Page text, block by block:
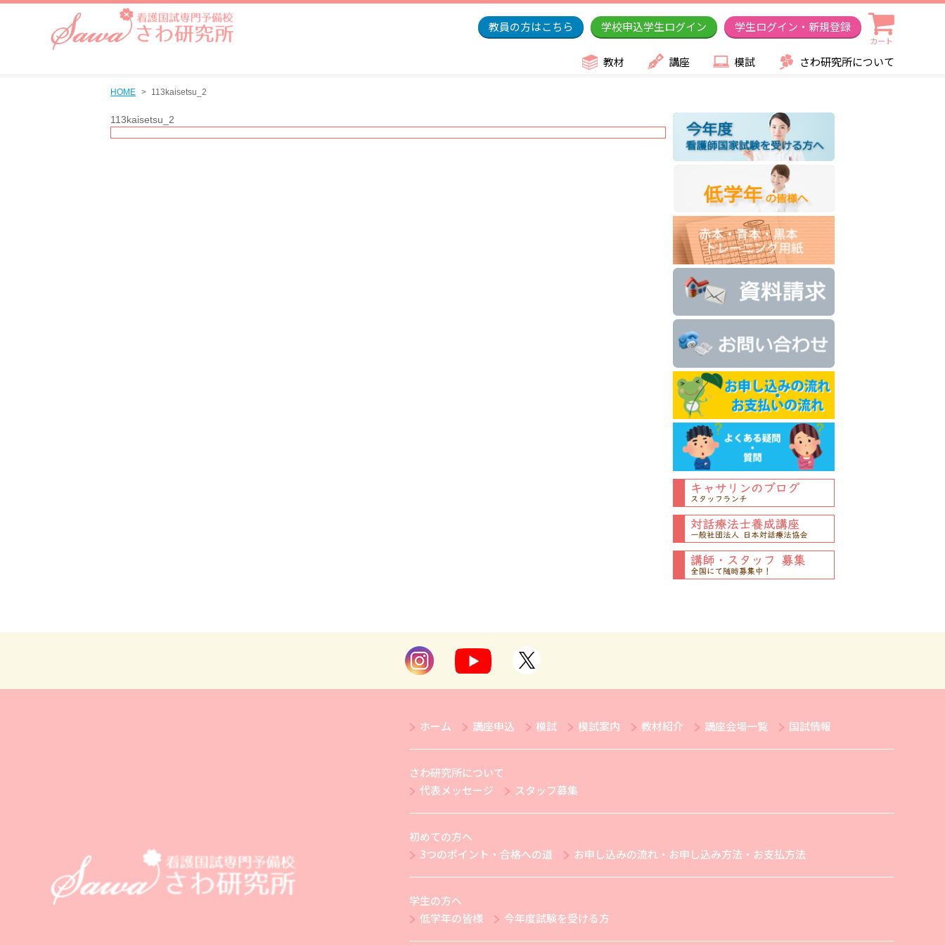
教員の方はこちら 学校申込学生ログイン 学生ログイン・新規登録
カート
教材 講座 模試 さわ研究所について
HOME 113kaisetsu_2
113kaisetsu_2
ホーム 講座申込 模試 模試案内 教材紹介 講座会場一覧 国試情報
さわ研究所について
代表メッセージ
スタッフ募集
初めての方へ
3つのポイント・合格への道
お申し込みの流れ・お申し込み方法・お支払方法
学生の方へ
低学年の皆様
今年度試験を受ける方